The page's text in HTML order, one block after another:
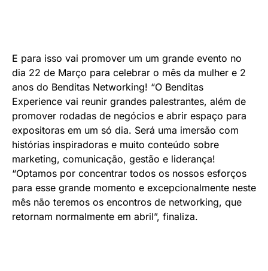
E para isso vai promover um um grande evento no
dia 22 de Março para celebrar o mês da mulher e 2
anos do Benditas Networking! “O Benditas
Experience vai reunir grandes palestrantes, além de
promover rodadas de negócios e abrir espaço para
expositoras em um só dia. Será uma imersão com
histórias inspiradoras e muito conteúdo sobre
marketing, comunicação, gestão e liderança!
“Optamos por concentrar todos os nossos esforços
para esse grande momento e excepcionalmente neste
mês não teremos os encontros de networking, que
retornam normalmente em abril”, finaliza.